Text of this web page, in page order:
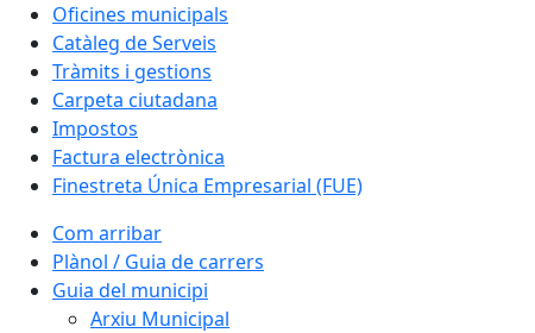
Oficines municipals
Catàleg de Serveis
Tràmits i gestions
Carpeta ciutadana
Impostos
Factura electrònica
Finestreta Única Empresarial (FUE)
Com arribar
Plànol / Guia de carrers
Guia del municipi
Arxiu Municipal